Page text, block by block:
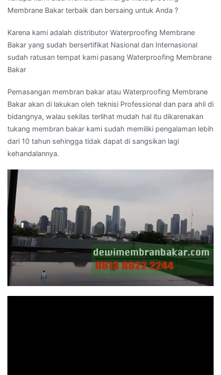
Membrane Bakar terbaik dan bersaing untuk Anda ?
Karena kami adalah distributor Waterproofing Membrane
Bakar yang sudah bersertifikat Nasional dan Internasional
sudah ratusan tempat kami pasang Waterproofing Membrane
Bakar
Pemasangan membran bakar atau Waterproofing Membrane
Bakar akan di lakukan oleh teknisi Professional dan para ahli di
bidangnya, walau sekilas terlihat mudah hal itu dikarenakan
tukang membran bakar kami sudah memiliki pengalaman lebih
dari 10 tahun sehingga tidak dapat di sangsikan lagi
kehandalannya.